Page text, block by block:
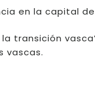
en la capital
transición
vascas.